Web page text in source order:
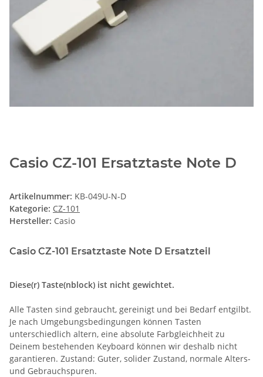
Casio CZ-101 Ersatztaste Note D
Artikelnummer: KB-049U-N-D
Kategorie: CZ-101
Hersteller: Casio
Casio CZ-101 Ersatztaste Note D Ersatzteil
Diese(r) Taste(nblock) ist nicht gewichtet.
Alle Tasten sind gebraucht, gereinigt und bei Bedarf entgilbt.
Je nach Umgebungsbedingungen können Tasten
unterschiedlich altern, eine absolute Farbgleichheit zu
Deinem bestehenden Keyboard können wir deshalb nicht
garantieren. Zustand: Guter, solider Zustand, normale Alters-
und Gebrauchspuren.